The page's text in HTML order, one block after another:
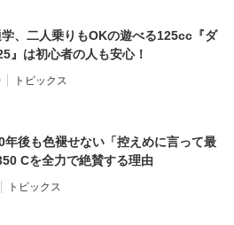
、二人乗りもOKの遊べる125cc『ダ
』は初心者の人も安心！
トピックス
年後も色褪せない「控えめに言って最
Cを全力で絶賛する理由
トピックス